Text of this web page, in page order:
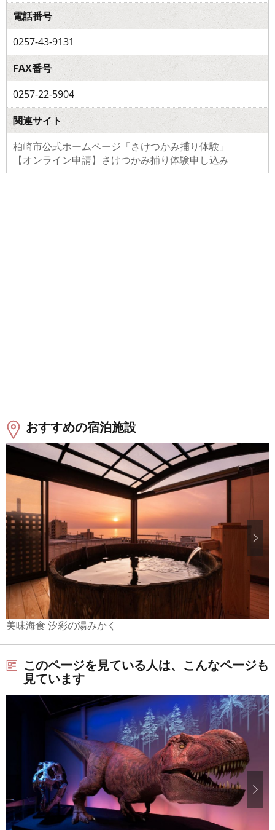
電話番号
0257-43-9131
FAX番号
0257-22-5904
関連サイト
柏崎市公式ホームページ「さけつかみ捕り体験」
【オンライン申請】さけつかみ捕り体験申し込み
おすすめの宿泊施設
美味海食 汐彩の湯みかく
このページを見ている人は、こんなページも
見ています